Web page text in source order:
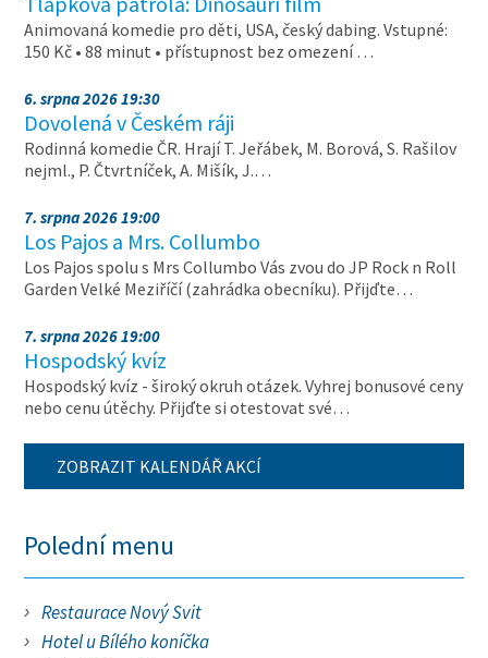
Animovaná komedie pro děti, USA, český dabing. Vstupné:
150 Kč • 88 minut • přístupnost bez omezení …
6. srpna 2026 19:30
Dovolená v Českém ráji
Rodinná komedie ČR. Hrají T. Jeřábek, M. Borová, S. Rašilov
nejml., P. Čtvrtníček, A. Mišík, J.…
7. srpna 2026 19:00
Los Pajos a Mrs. Collumbo
Los Pajos spolu s Mrs Collumbo Vás zvou do JP Rock n Roll
Garden Velké Meziříčí (zahrádka obecníku). Přijďte…
7. srpna 2026 19:00
Hospodský kvíz
Hospodský kvíz - široký okruh otázek. Vyhrej bonusové ceny
nebo cenu útěchy. Přijďte si otestovat své…
ZOBRAZIT KALENDÁŘ AKCÍ
Polední menu
Restaurace Nový Svit
Hotel u Bílého koníčka